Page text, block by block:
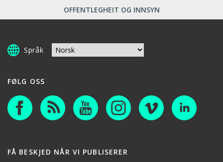
OFFENTLEGHEIT OG INNSYN
Språk
FØLG OSS
FÅ BESKJED NÅR VI PUBLISERER